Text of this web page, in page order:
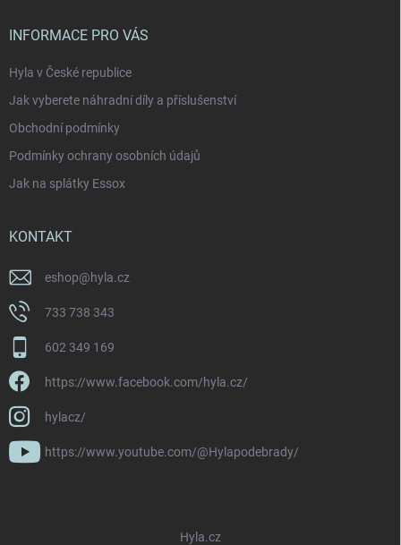
INFORMACE PRO VÁS
Hyla v České republice
Jak vyberete náhradní díly a příslušenství
Obchodní podmínky
Podmínky ochrany osobních údajů
Jak na splátky Essox
KONTAKT
eshop@hyla.cz
733 738 343
602 349 169
https://www.facebook.com/hyla.cz/
hylacz/
https://www.youtube.com/@Hylapodebrady/
Hyla.cz